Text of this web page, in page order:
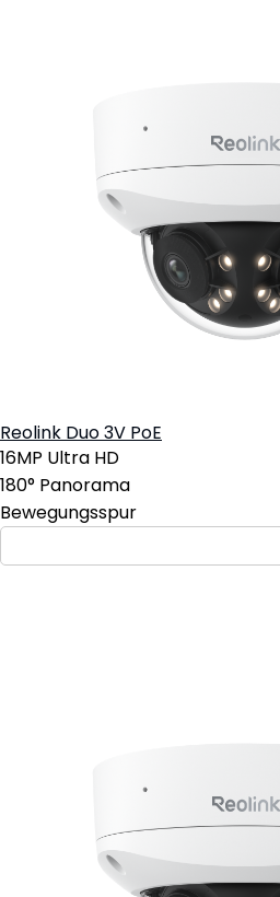
Reolink Duo 3V PoE
16MP Ultra HD
180° Panorama
Bewegungsspur